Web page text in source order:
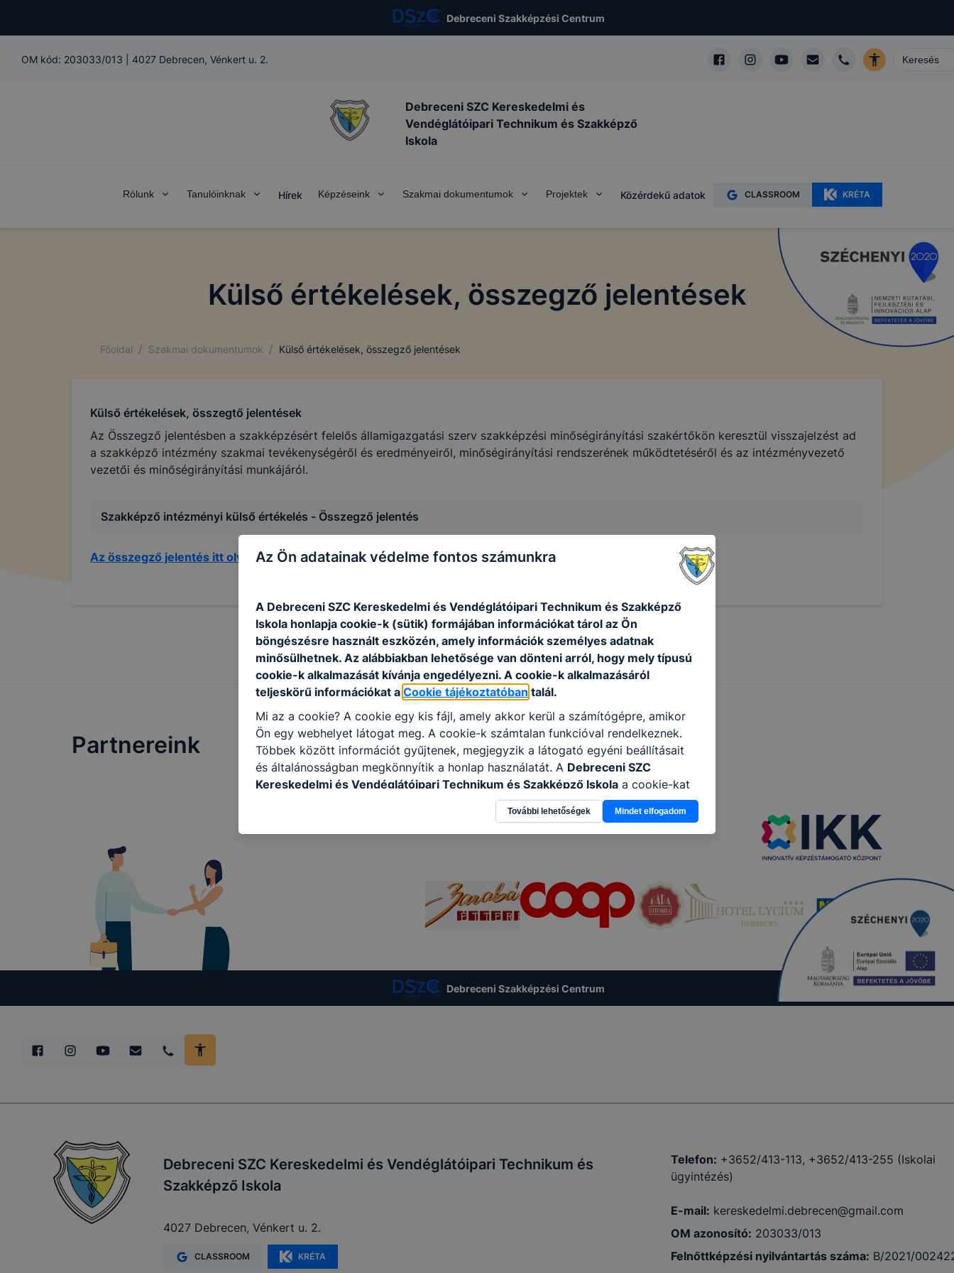
Debreceni Szakképzési Centrum
OM kód: 203033/013 4027 Debrecen, Vénkert u. 2.
Debreceni SZC Kereskedelmi és
Vendéglátóipari Technikum és Szakképző
Iskola
Rólunk Tanulóinknak Hírek Képzéseink Szakmai dokumentumok Projektek Közérdekű adatok CLASSROOM KRÉTA
Külső értékelések, összegző jelentések
Főoldal / Szakmai dokumentumok / Külső értékelések, összegző jelentések
Külső értékelések, összegtő jelentések
Az Összegző jelentésben a szakképzésért felelős államigazgatási szerv szakképzési minőségirányítási szakértőkön keresztül visszajelzést ad
a szakképző intézmény szakmai tevékenységéről és eredményeiről, minőségirányítási rendszerének működtetéséről és az intézményvezető
vezetői és minőségirányítási munkájáról.
Szakképző intézményi külső értékelés - Összegző jelentés
Az összegző jelentés itt olvasható
Partnereink
Debreceni Szakképzési Centrum
Debreceni SZC Kereskedelmi és Vendéglátóipari Technikum és
Szakképző Iskola
4027 Debrecen, Vénkert u. 2.
CLASSROOM KRÉTA
Telefon: +3652/413-113, +3652/413-255 (Iskolai
ügyintézés)
E-mail: kereskedelmi.debrecen@gmail.com
OM azonosító: 203033/013
Felnőttképzési nyilvántartás száma: B/2021/
Az Ön adatainak védelme fontos számunkra
A Debreceni SZC Kereskedelmi és Vendéglátóipari Technikum és Szakképző
Iskola honlapja cookie-k (sütik) formájában információkat tárol az Ön
böngészésre használt eszközén, amely információk személyes adatnak
minősülhetnek. Az alábbiakban lehetősége van dönteni arról, hogy mely típusú
cookie-k alkalmazását kívánja engedélyezni. A cookie-k alkalmazásáról
teljeskörű információkat a Cookie tájékoztatóban talál.
Mi az a cookie? A cookie egy kis fájl, amely akkor kerül a számítógépre, amikor
Ön egy webhelyet látogat meg. A cookie-k számtalan funkcióval rendelkeznek.
Többek között információt gyűjtenek, megjegyzik a látogató egyéni beállításait
és általánosságban megkönnyítik a honlap használatát. A Debreceni SZC
Kereskedelmi és Vendéglátóipari Technikum és Szakképző Iskola a cookie-kat
a következő célokból használja: információ gyűjtése azzal kapcsolatban, hogyan
használja Ön a honlapot -annak felmérésével, hogy a honlap melyik részeit
látogatja, vagy használja leginkább, így megtudhatjuk, hogyan biztosítsunk Önnek
Minden modern böngésző engedélyezi a cookie-k beállításának a változtatását. A
legtöbb böngésző alapértelmezettként automatikusan elfogadja a cookie-kat, de
ezek általában megváltoztathatók. Felhívjuk figyelmét, hogy mivel a cookie-k
előfordulhat, hogy felhasználóink nem lesznek képesek honlapunk funkcióinak
teljes körű használatára, vagy a honlap a tervezettől eltérően fog működni
böngészőjében.
További lehetőségek Mindet elfogadom